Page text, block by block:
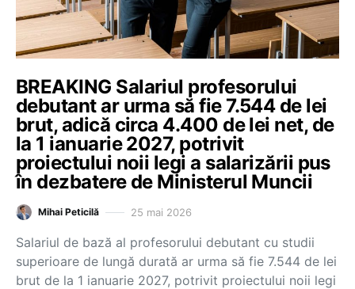
BREAKING Salariul profesorului
debutant ar urma să fie 7.544 de lei
brut, adică circa 4.400 de lei net, de
la 1 ianuarie 2027, potrivit
proiectului noii legi a salarizării pus
în dezbatere de Ministerul Muncii
Mihai Peticilă 25 mai 2026
Salariul de bază al profesorului debutant cu studii
superioare de lungă durată ar urma să fie 7.544 de lei
brut de la 1 ianuarie 2027, potrivit proiectului noii legi